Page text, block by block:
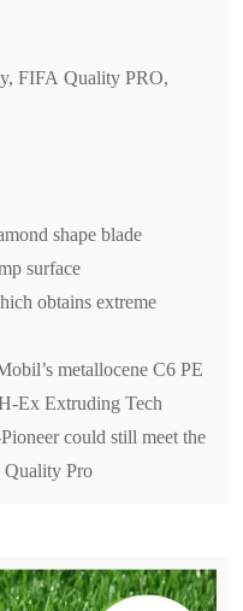
FIFA Quality PRO,
shape blade
surface
obtains extreme
metallocene C6 PE
Ex Extruding Tech
could still meet the
Pro